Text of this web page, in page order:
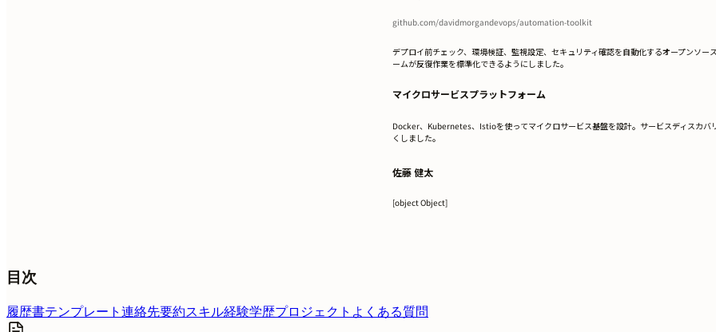
github.com/davidmorgandevops/automation-toolkit
デプロイ前チェック、環境検証、監視設定、セキュリティ確認を自動化するオープンソ
ームが反復作業を標準化できるようにしました。
マイクロサービスプラットフォーム
Docker、Kubernetes、Istioを使ってマイクロサービス基盤を設計。サービスディスカ
くしました。
佐藤 健太
[object Object]
目次
履歴書テンプレート連絡先要約スキル経験学歴プロジェクト よくある質問